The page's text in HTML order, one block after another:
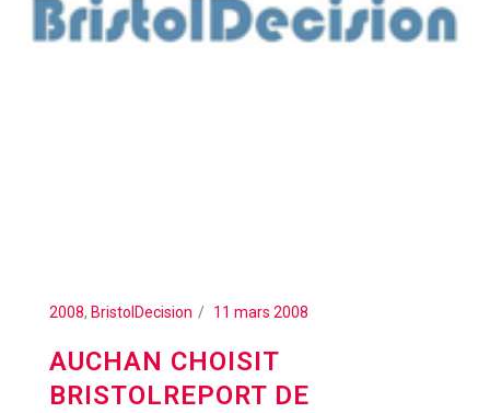
2008, BristolDecision 11 mars 2008
AUCHAN CHOISIT
BRISTOLREPORT DE